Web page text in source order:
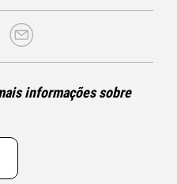
informações sobre